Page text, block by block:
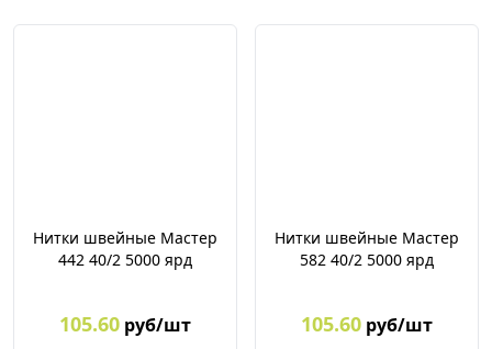
Нитки швейные Мастер
442 40/2 5000 ярд
105.60 руб/шт
Нитки швейные Мастер
582 40/2 5000 ярд
105.60 руб/шт